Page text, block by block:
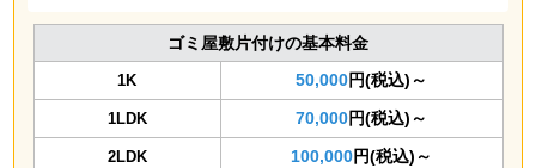
ゴミ屋敷片付けの基本料金
1K 50,000円(税込)～
1LDK 70,000円(税込)～
2LDK 100,000円(税込)～